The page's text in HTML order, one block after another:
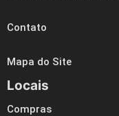
Contato
Mapa do Site
Locais
Compras